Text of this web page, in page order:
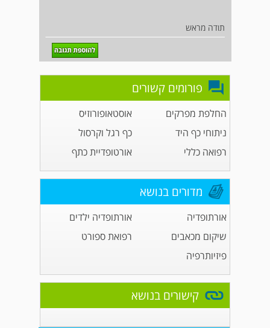
תודה מראש
פורומים קשורים
החלפת מפרקים
אוסטאופורוזיס
ניתוחי כף היד
כף רגל וקרסול
רפואה כללי
אורטופדיית כתף
מדורים בנושא
אורתופדיה
אורתופדיה ילדים
שיקום מכאבים
רפואת ספורט
פיזיותרפיה
קישורים בנושא